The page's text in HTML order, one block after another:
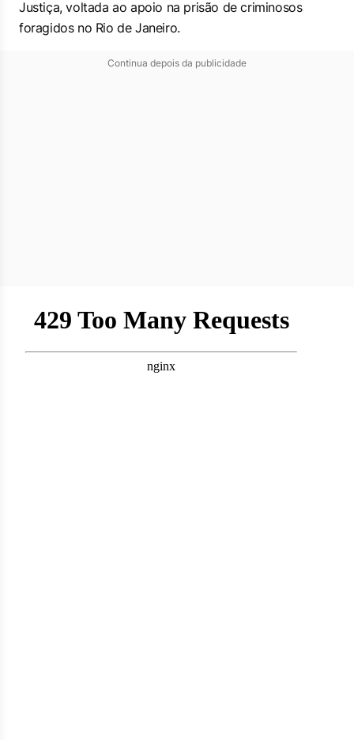
Justiça, voltada ao apoio na prisão de criminosos
foragidos no Rio de Janeiro.
Continua depois da publicidade